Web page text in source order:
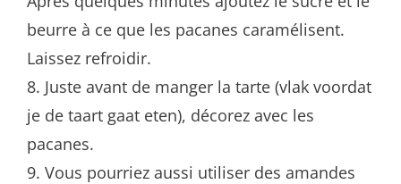
beurre à ce que les pacanes caramélisent.
Laissez refroidir.
8. Juste avant de manger la tarte (vlak voordat
je de taart gaat eten), décorez avec les
pacanes.
9. Vous pourriez aussi utiliser des amandes